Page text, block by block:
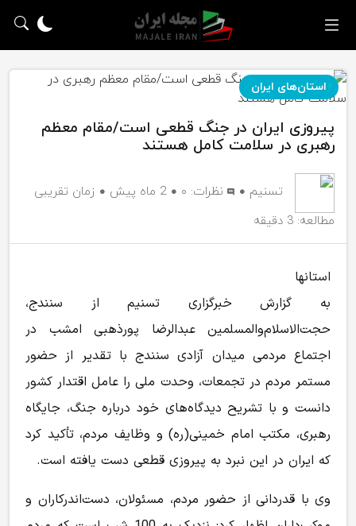
استان‌های ایران
پیروزی ایران در جنگ قطعی است/مقام معظم
رهبری در سلامت کامل هستند
تسنیم نظرات: ۰ 2 ماه پیش
زمان تقریبی
مطالعه: 3 دقیقه
استانها
به گزارش خبرگزاری تسنیم از سنندج،
حجت‌الاسلام‌والمسلمین عبدالرضا پورذهبی امشب در
اجتماع مردمی میدان آزادی سنندج با تقدیر از حضور
مستمر مردم در تجمعات، وحدت ملی را عامل اقتدار کشور
دانست و با تشریح دیدگاه‌های خود درباره جنگ، جایگاه
رهبری، مکتب امام خمینی(ره) و وظایف مردم، تأکید کرد
که ایران در این نبرد به پیروزی قطعی دست یافته است.
وی با قدردانی از حضور مردم، مسئولان، دست‌اندرکاران و